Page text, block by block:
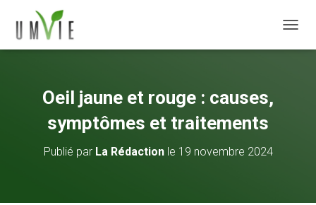
Oeil jaune et rouge : causes,
symptômes et traitements
Publié par La Rédactionle 19 novembre 2024